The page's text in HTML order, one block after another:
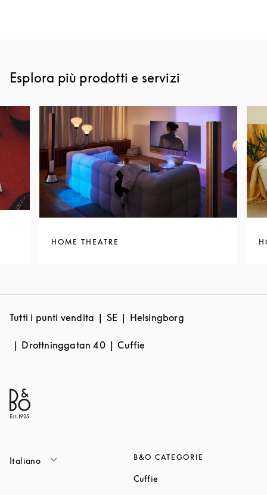
Esplora più prodotti e servizi
HOME THEATRE
Tutti i punti vendita SE Helsingborg
Drottninggatan 40 Cuffie
Italiano B&O CATEGORIE
Cuffie